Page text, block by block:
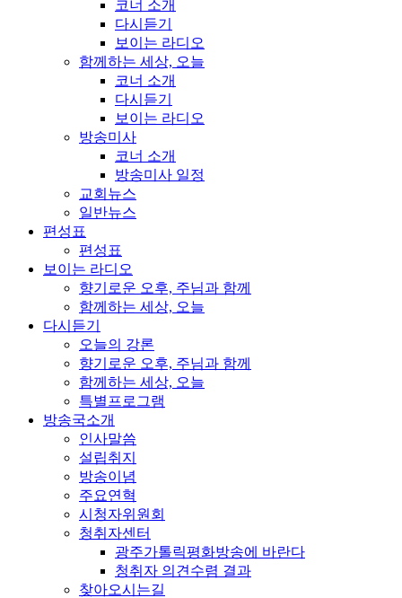
코너 소개
다시듣기
보이는 라디오
함께하는 세상, 오늘
코너 소개
다시듣기
보이는 라디오
방송미사
코너 소개
방송미사 일정
교회뉴스
일반뉴스
편성표
편성표
보이는 라디오
향기로운 오후, 주님과 함께
함께하는 세상, 오늘
다시듣기
오늘의 강론
향기로운 오후, 주님과 함께
함께하는 세상, 오늘
특별프로그램
방송국소개
인사말씀
설립취지
방송이념
주요연혁
시청자위원회
청취자센터
광주가톨릭평화방송에 바란다
청취자 의견수렴 결과
찾아오시는길